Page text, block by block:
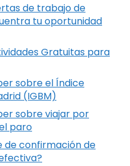
de trabajo de
tu oportunidad
Gratuitas para
sobre el Índice
(IGBM)
sobre viajar por
paro
de confirmación de